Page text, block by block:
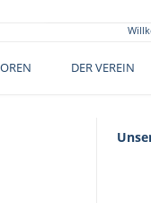
DER VEREIN